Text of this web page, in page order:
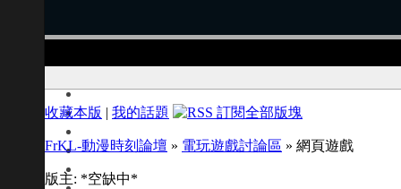
收藏本版 | 我的話題
FrKL-動漫時刻論壇 » 電玩遊戲討論區 » 網頁遊戲
版主: *空缺中*